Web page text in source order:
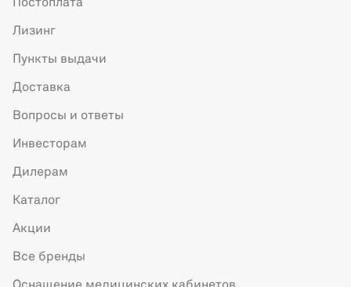
Постоплата
Лизинг
Пункты выдачи
Доставка
Вопросы и ответы
Инвесторам
Дилерам
Каталог
Акции
Все бренды